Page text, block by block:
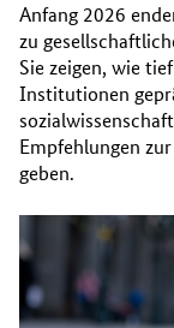
Anfang 2026
zu
Sie zeigen, wie
Institutionen
Empfehlungen
geben.